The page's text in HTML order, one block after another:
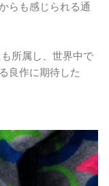
らも感じられる通
所属し、世界中で
良作に期待した